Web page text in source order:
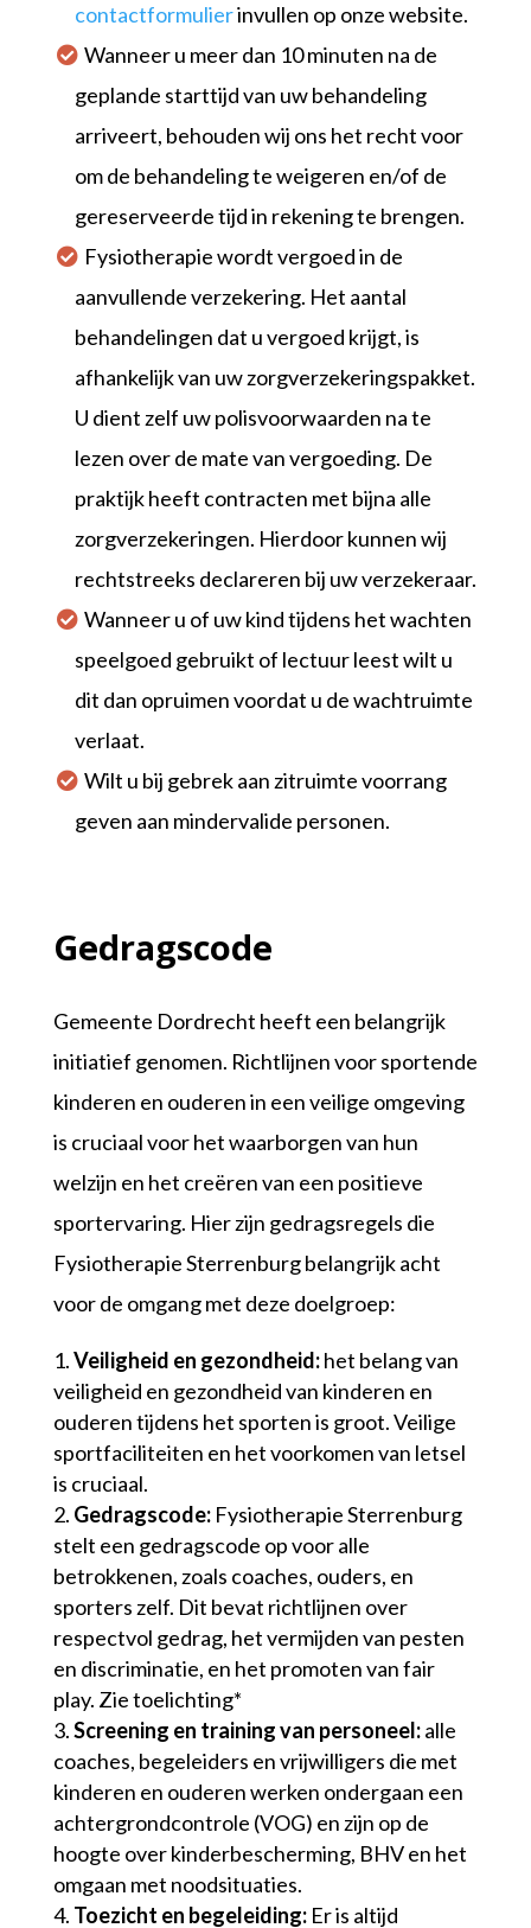
contactformulierinvullen op onze website.
Wanneer u meer dan 10 minuten na de
geplande starttijd van uw behandeling
arriveert, behouden wij ons het recht voor
om de behandeling te weigeren en/of de
gereserveerde tijd in rekening te brengen.
Fysiotherapie wordt vergoed in de
aanvullende verzekering. Het aantal
behandelingen dat u vergoed krijgt, is
afhankelijk van uw zorgverzekeringspakket.
U dient zelf uw polisvoorwaarden na te
lezen over de mate van vergoeding. De
praktijk heeft contracten met bijna alle
zorgverzekeringen. Hierdoor kunnen wij
rechtstreeks declareren bij uw verzekeraar.
Wanneer u of uw kind tijdens het wachten
speelgoed gebruikt of lectuur leest wilt u
dit dan opruimen voordat u de wachtruimte
verlaat.
Wilt u bij gebrek aan zitruimte voorrang
geven aan mindervalide personen.
Gedragscode
Gemeente Dordrecht heeft een belangrijk
initiatief genomen. Richtlijnen voor sportende
kinderen en ouderen in een veilige omgeving
is cruciaal voor het waarborgen van hun
welzijn en het creëren van een positieve
sportervaring. Hier zijn gedragsregels die
Fysiotherapie Sterrenburg belangrijk acht
voor de omgang met deze doelgroep:
Veiligheid en gezondheid:het belang van
veiligheid en gezondheid van kinderen en
ouderen tijdens het sporten is groot. Veilige
sportfaciliteiten en het voorkomen van letsel
is cruciaal.
Gedragscode: Fysiotherapie Sterrenburg
stelt een gedragscode op voor alle
betrokkenen, zoals coaches, ouders, en
sporters zelf. Dit bevat richtlijnen over
respectvol gedrag, het vermijden van pesten
en discriminatie, en het promoten van fair
play. Zie toelichting*
Screening en training van personeel:alle
coaches, begeleiders en vrijwilligers die met
kinderen en ouderen werken ondergaan een
achtergrondcontrole (VOG) en zijn op de
hoogte over kinderbescherming, BHV en het
omgaan met noodsituaties.
Toezicht en begeleiding:Er is altijd